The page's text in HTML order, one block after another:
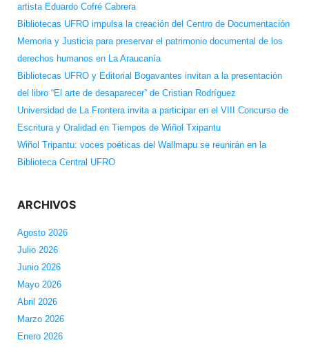
artista Eduardo Cofré Cabrera
Bibliotecas UFRO impulsa la creación del Centro de Documentación
Memoria y Justicia para preservar el patrimonio documental de los
derechos humanos en La Araucanía
Bibliotecas UFRO y Editorial Bogavantes invitan a la presentación
del libro “El arte de desaparecer” de Cristian Rodríguez
Universidad de La Frontera invita a participar en el VIII Concurso de
Escritura y Oralidad en Tiempos de Wiñol Txipantu
Wiñol Tripantu: voces poéticas del Wallmapu se reunirán en la
Biblioteca Central UFRO
ARCHIVOS
Agosto 2026
Julio 2026
Junio 2026
Mayo 2026
Abril 2026
Marzo 2026
Enero 2026